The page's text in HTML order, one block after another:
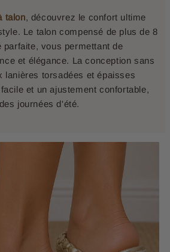
talon, découvrez le confort ultime
Le talon compensé de plus de 8
vous permettant de
et élégance. La conception sans
lanières torsadées et épaisses
et un ajustement confortable,
journées d'été.